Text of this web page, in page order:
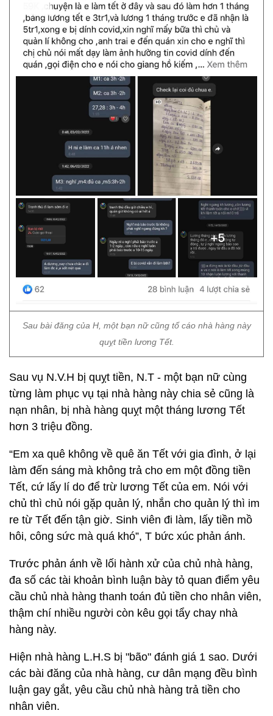
Sau bài đăng của H, một bạn nữ cũng tố cáo nhà hàng này
quỵt tiền lương Tết.
Sau vụ N.V.H bị quỵt tiền, N.T - một bạn nữ cùng
từng làm phục vụ tại nhà hàng này chia sẻ cũng là
nạn nhân, bị nhà hàng quỵt một tháng lương Tết
hơn 3 triệu đồng.
“Em xa quê không về quê ăn Tết với gia đình, ở lại
làm đến sáng mà không trả cho em một đồng tiền
Tết, cứ lấy lí do để trừ lương Tết của em. Nói với
chủ thì chủ nói gặp quản lý, nhắn cho quản lý thì im
re từ Tết đến tận giờ. Sinh viên đi làm, lấy tiền mồ
hôi, công sức mà quá khó”, T bức xúc phản ánh.
Trước phản ánh về lối hành xử của chủ nhà hàng,
đa số các tài khoản bình luận bày tỏ quan điểm yêu
cầu chủ nhà hàng thanh toán đủ tiền cho nhân viên,
thậm chí nhiều người còn kêu gọi tẩy chay nhà
hàng này.
Hiện nhà hàng L.H.S bị "bão" đánh giá 1 sao. Dưới
các bài đăng của nhà hàng, cư dân mạng đều bình
luận gay gắt, yêu cầu chủ nhà hàng trả tiền cho
nhân viên.